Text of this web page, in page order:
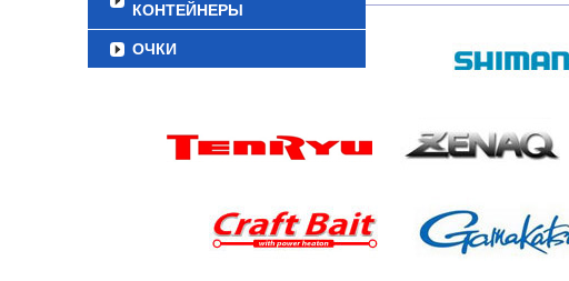
КОНТЕЙНЕРЫ
ОЧКИ